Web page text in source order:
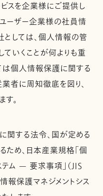
ビスを企業様にご提供し
ーザー企業様の社員情
しては、個人情報の管
いくことが何よりも重
は個人情報保護に関する
者に周知徹底を図り、
。
関する法令、国が定める
め、日本産業規格「個
ム — 要求事項」（JIS
保護マネジメントシス